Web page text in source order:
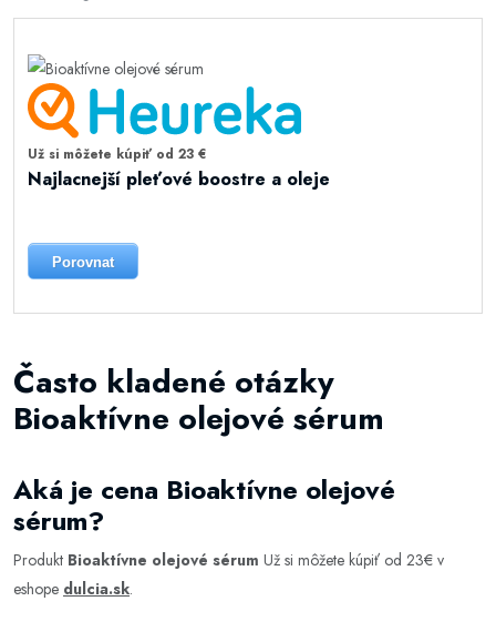
Už si môžete kúpiť od 23 €
Najlacnejší pleťové boostre a oleje
Porovnat
Často kladené otázky
Bioaktívne olejové sérum
Aká je cena Bioaktívne olejové
sérum?
Produkt Bioaktívne olejové sérum Už si môžete kúpiť od 23€ v
eshope dulcia.sk.